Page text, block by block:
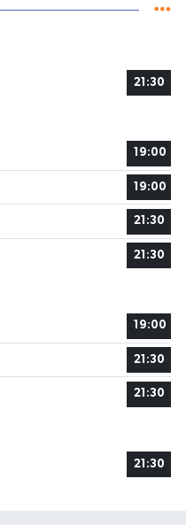
21:30
19:00
19:00
21:30
21:30
19:00
21:30
21:30
21:30